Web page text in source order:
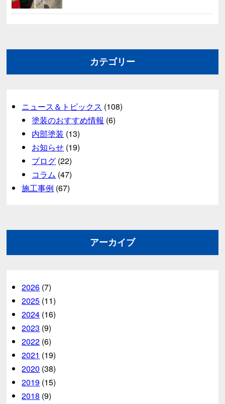
カテゴリー
ニュース＆トピックス (108)
塗装のおすすめ情報 (6)
内部塗装 (13)
お知らせ (19)
ブログ (22)
コラム (47)
施工事例 (67)
アーカイブ
2026 (7)
2025 (11)
2024 (16)
2023 (9)
2022 (6)
2021 (19)
2020 (38)
2019 (15)
2018 (9)